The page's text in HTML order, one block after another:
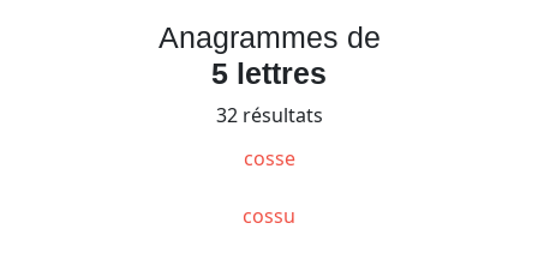
Anagrammes de
5 lettres
32 résultats
cosse
cossu